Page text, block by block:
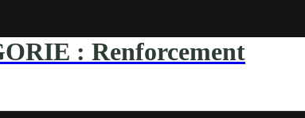
: Renforcement